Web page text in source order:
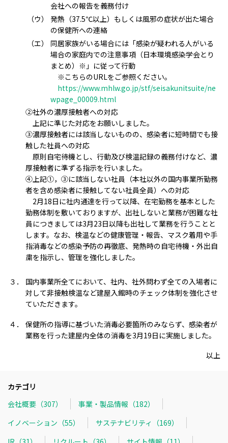
会社への報告を義務付け
（ウ）
発熱（37.5℃以上）もしくは風邪の症状が出た場合
の保健所への連絡
（エ）
同居家族がいる場合には「感染が疑われる人がいる
場合の家庭内での注意事項（日本環境感染学会とり
まとめ）※」に従って行動
※こちらのURLをご参照ください。
https://www.mhlw.go.jp/stf/seisakunitsuite/ne
wpage_00009.html
②社外の濃厚接触者への対応
上記に準じた対応をお願いしました。
③濃厚接触者には該当しないものの、感染者に短時間でも接
触した社員への対応
原則自宅待機とし、行動及び検温記録の義務付けなど、濃
厚接触者に準ずる指示を行いました。
④上記①，③に該当しない社員（本社以外の国内事業所勤務
者を含め感染者に接触してない社員全員）への対応
2月18日に社内通達を行って以降、在宅勤務を基本とした
勤務体制を敷いておりますが、出社しないと業務が困難な社
員につきましては3月23日以降も出社して業務を行うことと
します。なお、検温などの健康管理・報告、マスク着用や手
指消毒などの感染予防の再徹底、発熱時の自宅待機・外出自
粛を指示し、管理を強化しました。
３．
国内事業所全てにおいて、社内、社外問わず全ての入場者に
対して非接触検温など建屋入館時のチェック体制を強化させ
ていただきます。
４．
保健所の指導に基づいた消毒必要箇所のみならず、感染者が
業務を行った建屋内全体の消毒を3月19日に実施しました。
以上
カテゴリ
会社概要（307）
事業・製品情報（182）
イノベーション（55）
サステナビリティ（169）